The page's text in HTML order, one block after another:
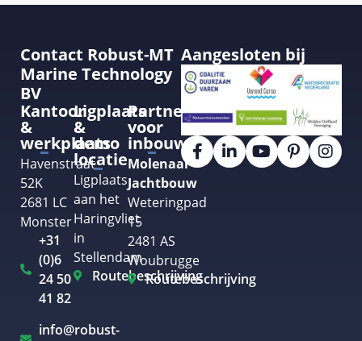
Contact Robust-MT
Marine Technology
BV
Kantoor
&
werkplaats
Havenstraat
52K
2681 LC
Monster
+31
(0)6
24 50
41 82
info@robust-
Ligplaats
&
demo
locatie
Ligplaats
aan het
Haringvliet
in
Stellendam
Routebeschrijving
Partner
voor
inbouw
Molenaar
Jachtbouw
Weteringpad
15
2481 AS
Woubrugge
Routebeschrijving
Aangesloten bij